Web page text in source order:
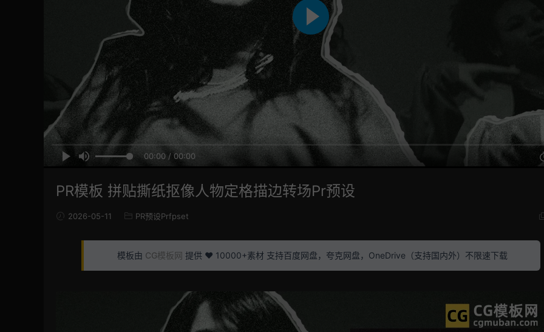
00:00 / 00:00
PR模板 拼贴撕纸抠像人物定格描边转场Pr预设
2026-05-11 PR预设Prfpset
模板由 CG模板网 提供 ❤️ 10000+素材 支持百度网盘，夸克网盘，OneDrive（支持国内外）不限速下载